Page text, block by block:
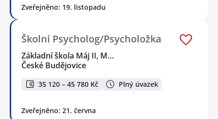
Zveřejněno: 19. listopadu
Školní Psycholog/Psycholožka
Základní škola Máj II, M…
České Budějovice
35 120 – 45 780 Kč Plný úvazek
Zveřejněno: 21. června